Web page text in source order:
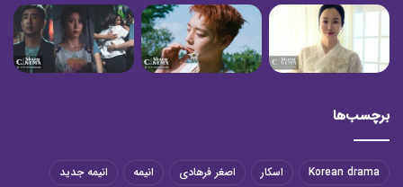
برچسب‌ها
Korean drama اسکار اصغر فرهادی انیمه
انیمه جدید